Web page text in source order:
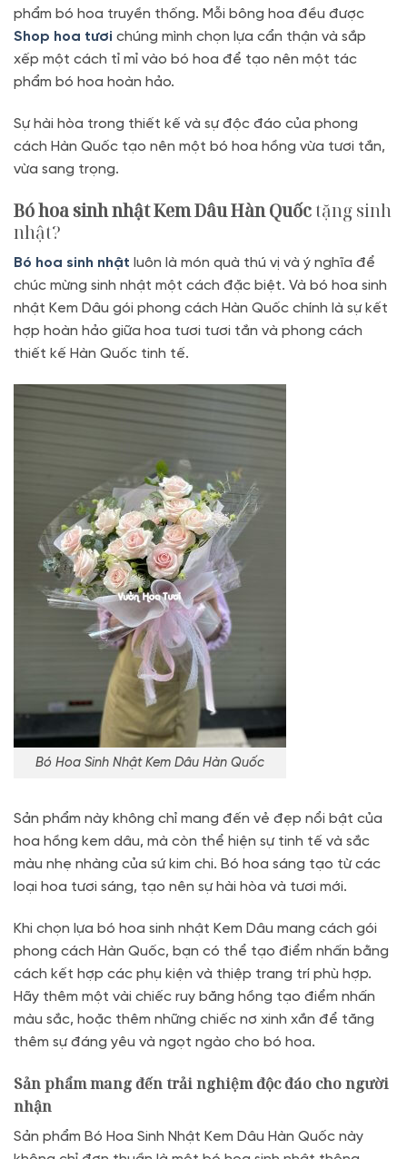
phẩm bó hoa truyền thống. Mỗi bông hoa đều được
Shop hoa tươi chúng mình chọn lựa cẩn thận và sắp
xếp một cách tỉ mỉ vào bó hoa để tạo nên một tác
phẩm bó hoa hoàn hảo.
Sự hài hòa trong thiết kế và sự độc đáo của phong
cách Hàn Quốc tạo nên một bó hoa hồng vừa tươi tắn,
vừa sang trọng.
Bó hoa sinh nhật Kem Dâu Hàn Quốctặng sinh
nhật?
Bó hoa sinh nhật luôn là món quà thú vị và ý nghĩa để
chúc mừng sinh nhật một cách đặc biệt. Và bó hoa sinh
nhật Kem Dâu gói phong cách Hàn Quốc chính là sự kết
hợp hoàn hảo giữa hoa tươi tươi tắn và phong cách
thiết kế Hàn Quốc tinh tế.
Bó Hoa Sinh Nhật Kem Dâu Hàn Quốc
Sản phẩm này không chỉ mang đến vẻ đẹp nổi bật của
hoa hồng kem dâu, mà còn thể hiện sự tinh tế và sắc
màu nhẹ nhàng của sứ kim chi. Bó hoa sáng tạo từ các
loại hoa tươi sáng, tạo nên sự hài hòa và tươi mới.
Khi chọn lựa bó hoa sinh nhật Kem Dâu mang cách gói
phong cách Hàn Quốc, bạn có thể tạo điểm nhấn bằng
cách kết hợp các phụ kiện và thiệp trang trí phù hợp.
Hãy thêm một vài chiếc ruy băng hồng tạo điểm nhấn
màu sắc, hoặc thêm những chiếc nơ xinh xắn để tăng
thêm sự đáng yêu và ngọt ngào cho bó hoa.
Sản phẩm mang đến trải nghiệm độc đáo cho người
nhận
Sản phẩm Bó Hoa Sinh Nhật Kem Dâu Hàn Quốc này